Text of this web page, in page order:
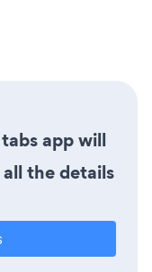
app will
the details